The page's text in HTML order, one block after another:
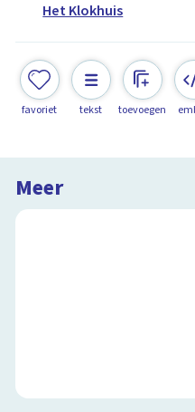
Het Klokhuis
favoriet tekst toevoegen
Meer